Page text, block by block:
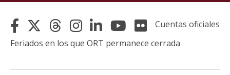
Cuentas oficiales
Feriados en los que ORT permanece cerrada